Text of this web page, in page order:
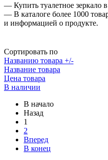
— Купить туалетное зеркало
— В каталоге более 1000
и информацией о продукте.
Сортировать по
Названию товара +/-
Название товара
Цена товара
В наличии
В начало
Назад
1
2
Вперед
В конец